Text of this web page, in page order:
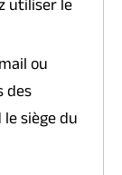
utiliser le
ou
des
siège du